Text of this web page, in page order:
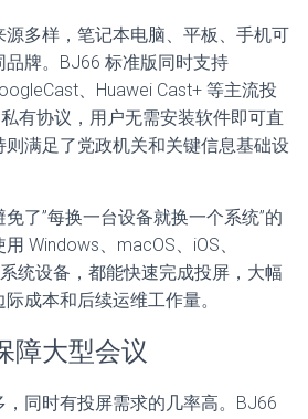
多样，笔记本电脑、平板、手机可
牌。BJ66 标准版同时支持
、Huawei Cast+ 等主流投
有协议，用户无需安装软件即可直
满足了党政机关和关键信息基础设
了”每换一台设备就换一个系统”的
Windows、macOS、iOS、
统设备，都能快速完成投屏，大幅
成本和后续运维工作量。
障大型会议
同时有投屏需求的几率高。BJ66